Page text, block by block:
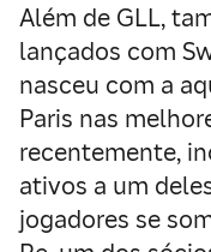
Além de GLL,
lançados com
nasceu com a
Paris nas
recentemente,
ativos a um
jogadores se